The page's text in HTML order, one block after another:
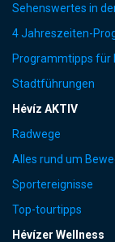
Sehenswertes in
4 Jahreszeiten-
Programmtipps für
Stadtführungen
Hévíz AKTIV
Radwege
Alles rund um
Sportereignisse
Top-tourtipps
Hévízer Wellness